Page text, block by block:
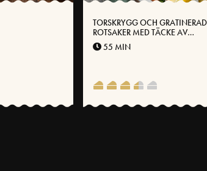
TORSKRYGG OCH
ROTSAKER MED TÄCKE AV
VÄSTERBOTTENSOST®
55 MIN